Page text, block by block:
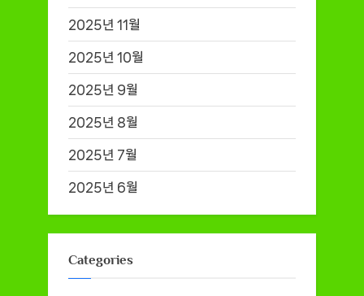
2025년 11월
2025년 10월
2025년 9월
2025년 8월
2025년 7월
2025년 6월
Categories